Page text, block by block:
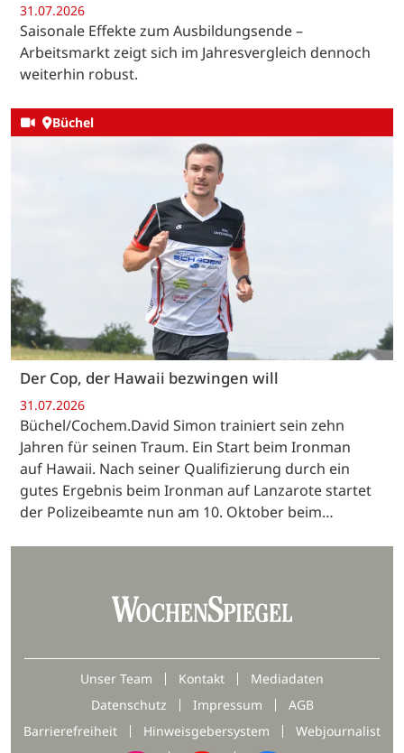
31.07.2026
Saisonale Effekte zum Ausbildungsende –
Arbeitsmarkt zeigt sich im Jahresvergleich dennoch
weiterhin robust.
Büchel
Der Cop, der Hawaii bezwingen will
31.07.2026
Büchel/Cochem.David Simon trainiert sein zehn
Jahren für seinen Traum. Ein Start beim Ironman
auf Hawaii. Nach seiner Qualifizierung durch ein
gutes Ergebnis beim Ironman auf Lanzarote startet
der Polizeibeamte nun am 10. Oktober beim…
Unser Team Kontakt
Mediadaten
Datenschutz
Impressum
AGB
Barrierefreiheit
Hinweisgebersystem Webjournalist